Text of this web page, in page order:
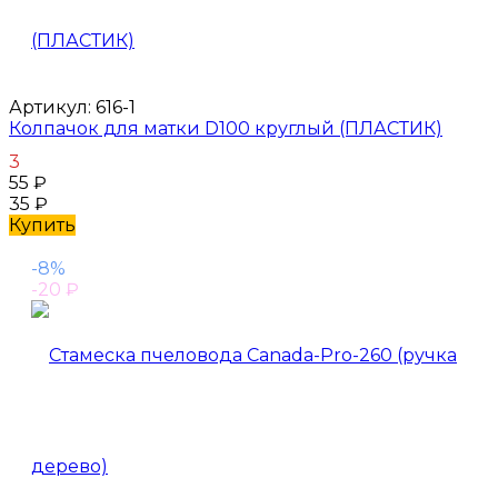
Артикул: 616-1
Колпачок для матки D100 круглый (ПЛАСТИК)
3
55 ₽
35 ₽
Купить
-8%
-20 ₽